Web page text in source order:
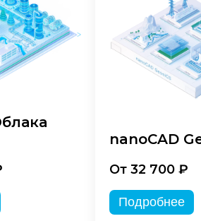
nanoCAD
От 32 700 ₽
Подробнее